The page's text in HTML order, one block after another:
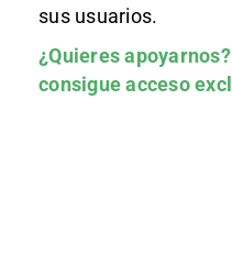
sus usuarios.
¿Quieres apoyarnos?
consigue acceso